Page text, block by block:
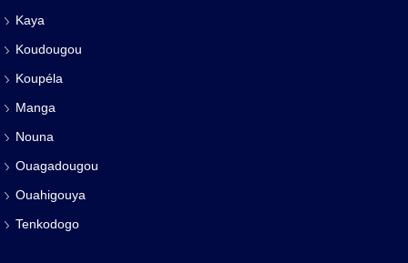
Kaya
Koudougou
Koupéla
Manga
Nouna
Ouagadougou
Ouahigouya
Tenkodogo